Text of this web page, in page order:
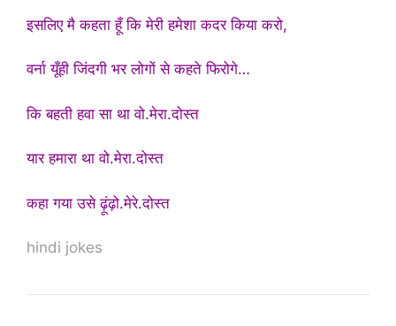
इसलिए मै कहता हूँ कि मेरी हमेशा कदर किया करो,
वर्ना यूँही जिंदगी भर लोगों से कहते फिरोगे…
कि बहती हवा सा था वो.मेरा.दोस्त
यार हमारा था वो.मेरा.दोस्त
कहा गया उसे ढ़ूंढ़ो.मेरे.दोस्त
hindi jokes